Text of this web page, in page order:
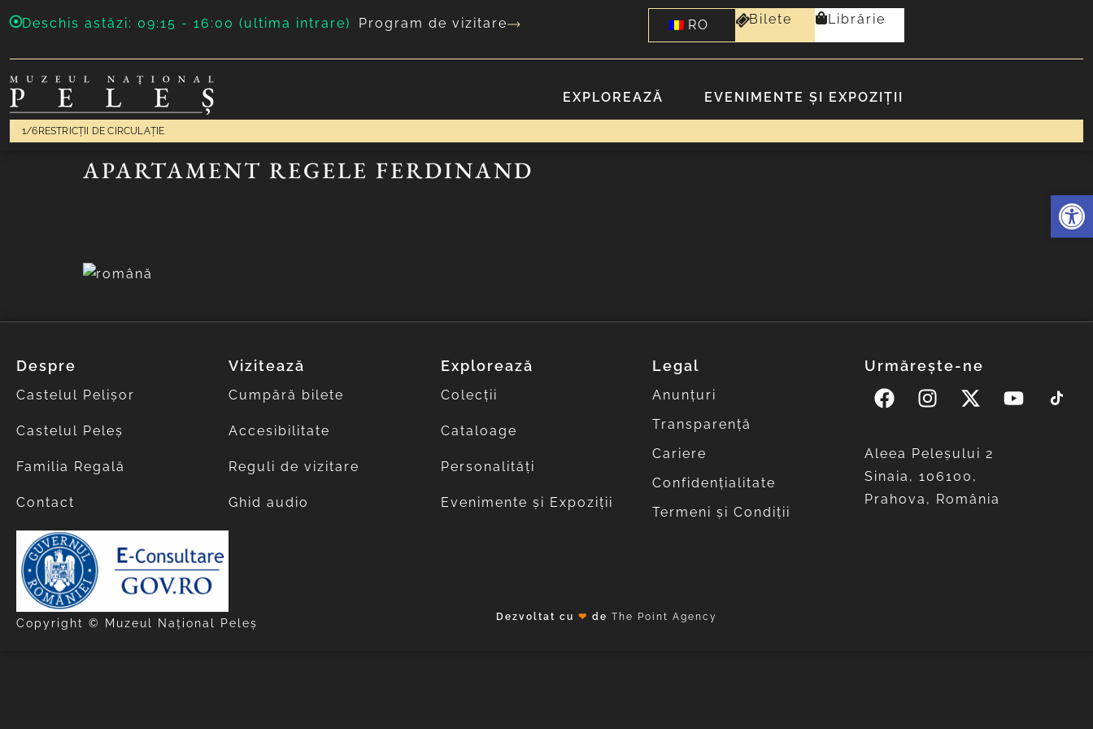
Deschis astăzi: 09:15 - 16:00 (ultima intrare) Program de vizitare RO Bilete Librărie
EXPLOREAZĂ EVENIMENTE ȘI EXPOZIȚII
1/6 RESTRICȚII DE CIRCULAȚIE
APARTAMENT REGELE FERDINAND
Despre
Castelul Pelișor
Castelul Peleș
Familia Regală
Contact
Vizitează
Cumpără bilete
Accesibilitate
Reguli de vizitare
Ghid audio
Explorează
Colecții
Cataloage
Personalități
Evenimente și Expoziții
Legal
Anunțuri
Transparență
Cariere
Confidențialitate
Termeni și Condiții
Urmărește-ne
Aleea Peleşului 2
Sinaia, 106100,
Prahova, România
Copyright © Muzeul Național Peleș Dezvoltat cu❤ deThe Point Agency